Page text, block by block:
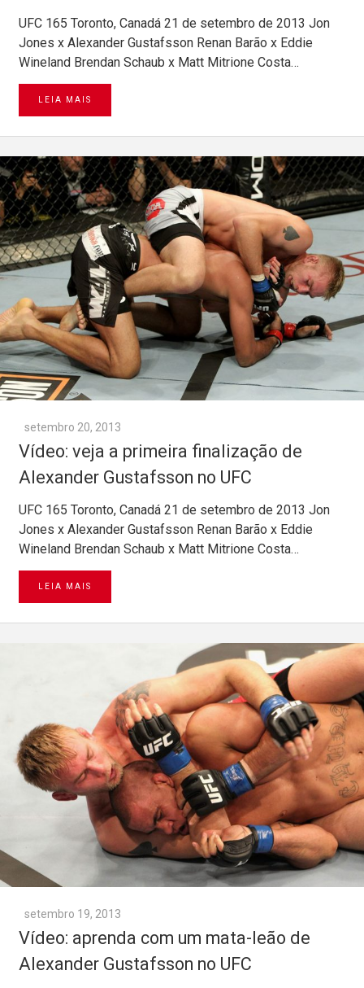
UFC 165 Toronto, Canadá 21 de setembro de 2013 Jon
Jones x Alexander Gustafsson Renan Barão x Eddie
Wineland Brendan Schaub x Matt Mitrione Costa…
LEIA MAIS
setembro 20, 2013
Vídeo: veja a primeira finalização de
Alexander Gustafsson no UFC
UFC 165 Toronto, Canadá 21 de setembro de 2013 Jon
Jones x Alexander Gustafsson Renan Barão x Eddie
Wineland Brendan Schaub x Matt Mitrione Costa…
LEIA MAIS
setembro 19, 2013
Vídeo: aprenda com um mata-leão de
Alexander Gustafsson no UFC